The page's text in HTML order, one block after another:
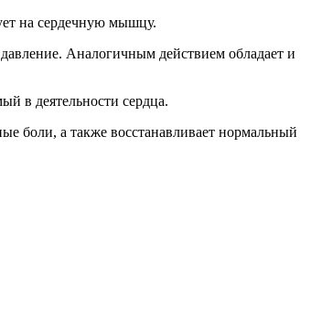
на сердечную мышцу.
Аналогичным действием обладает и
в деятельности сердца.
боли, а также восстанавливает нормальный